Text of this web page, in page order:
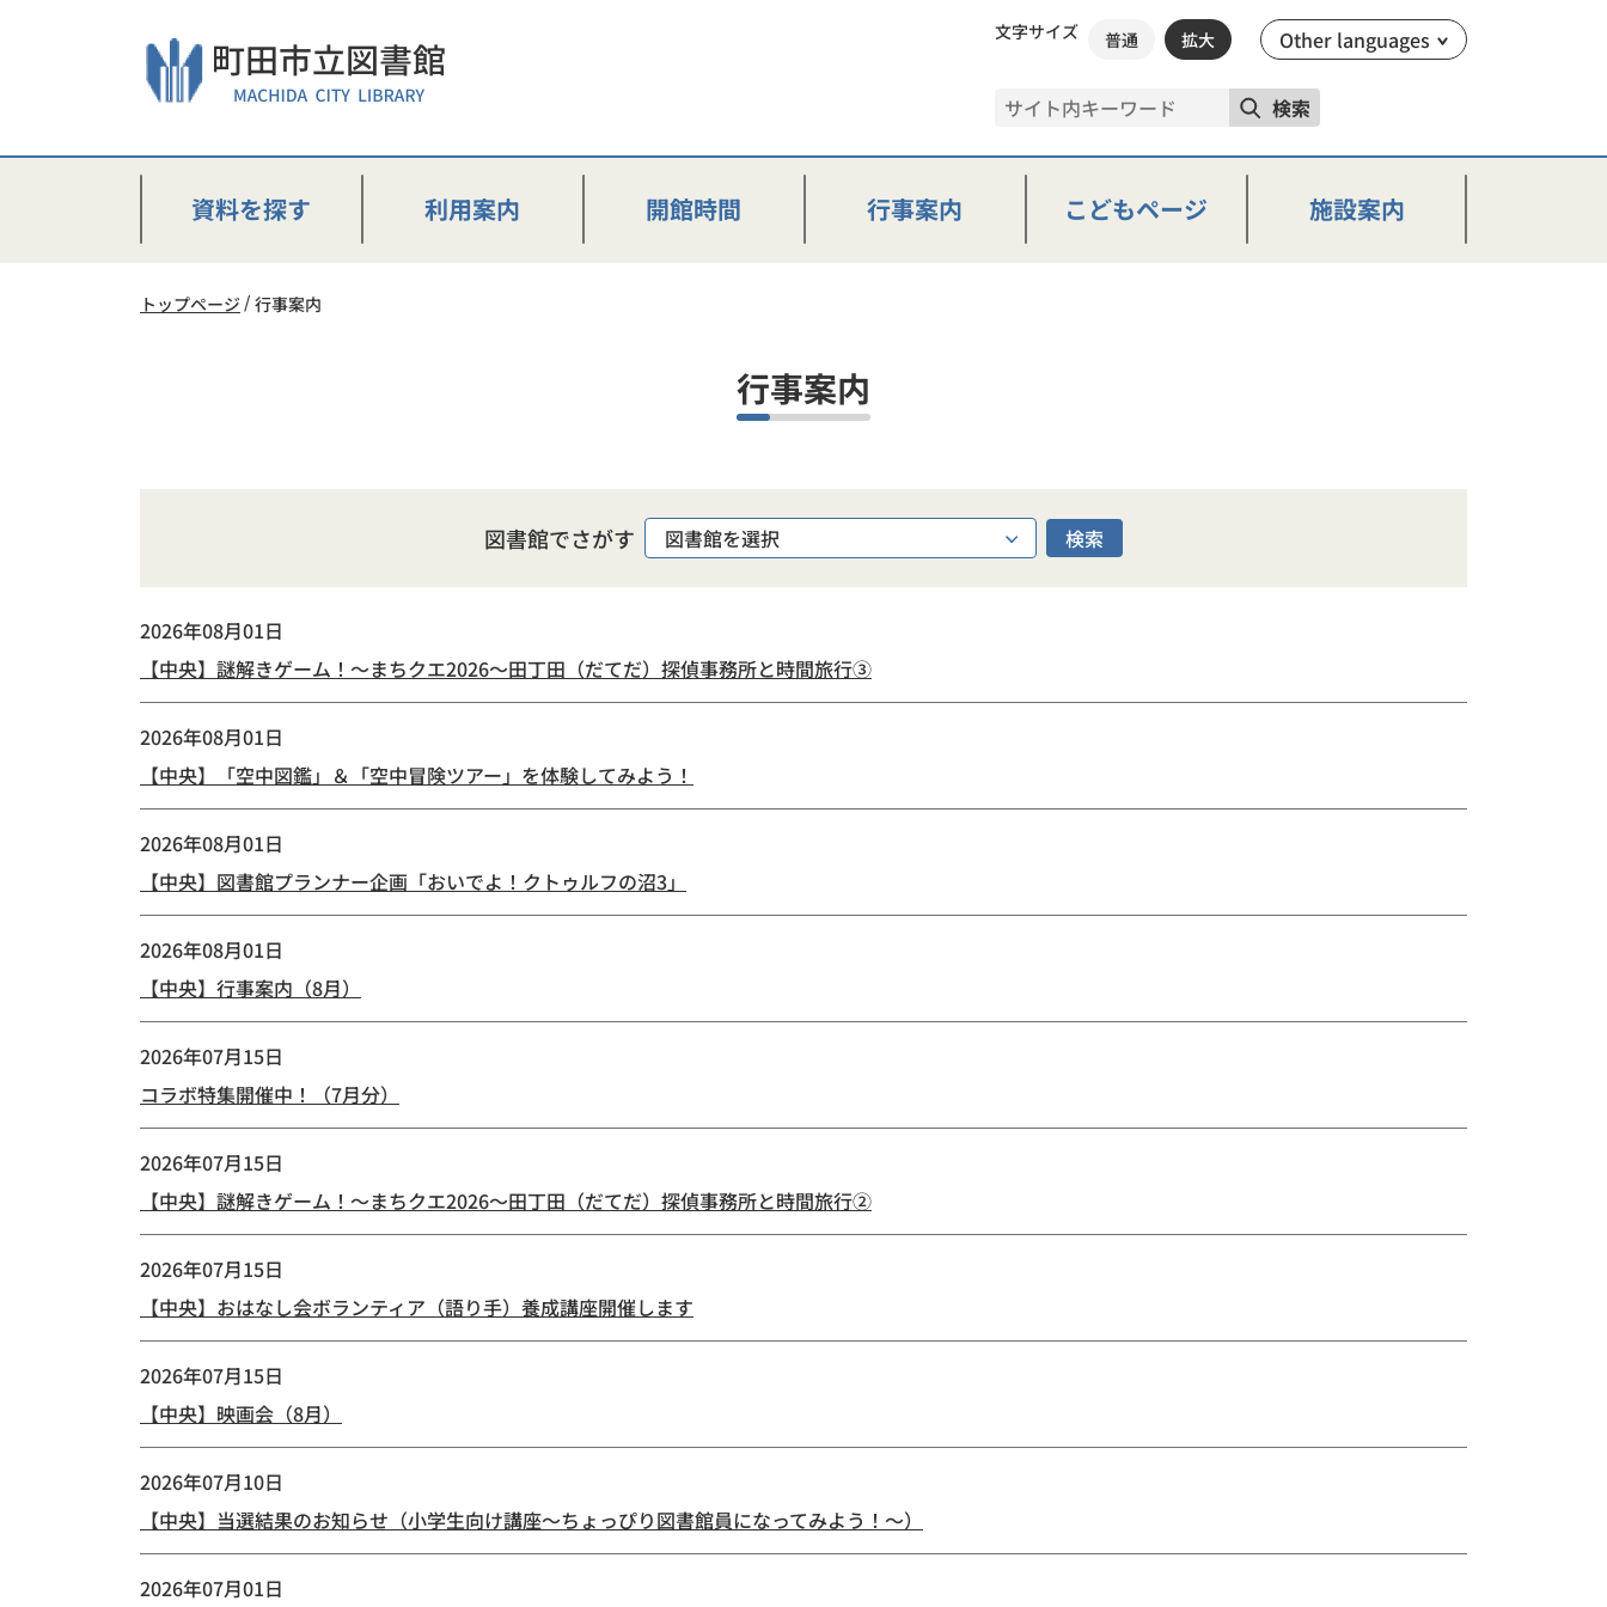
ッ
す。
文字サイズ 普通 拡大 Other languages
検索
資料を探す 利用案内 開館時間 行事案内 こどもページ 施設案内
トップページ 行事案内
行事案内
図書館でさがす
2026年08月01日
【中央】謎解きゲーム！～まちクエ2026～田丁田（だてだ）探偵事務所と時間旅行③
2026年08月01日
【中央】「空中図鑑」＆「空中冒険ツアー」を体験してみよう！
2026年08月01日
【中央】図書館プランナー企画「おいでよ！クトゥルフの沼3」
2026年08月01日
【中央】行事案内（8月）
2026年07月15日
コラボ特集開催中！（7月分）
2026年07月15日
【中央】謎解きゲーム！～まちクエ2026～田丁田（だてだ）探偵事務所と時間旅行②
2026年07月15日
【中央】おはなし会ボランティア（語り手）養成講座開催します
2026年07月15日
【中央】映画会（8月）
2026年07月10日
【中央】当選結果のお知らせ（小学生向け講座～ちょっぴり図書館員になってみよう！～）
2026年07月01日